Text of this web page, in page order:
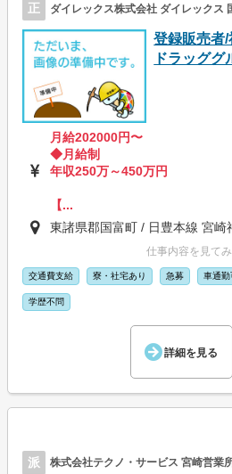
正 ダイレックス株式会社 ダイレックス
登録販売者
ドラッググ
月給202000円〜
◆月給制
年収250万～450万円
【...
東諸県郡国富町 / 日豊本線 宮崎
仕事内容を見て
交通費支給 寮・社宅あり 急募 車通勤
学歴不問
詳細を見る
派 株式会社テクノ・サービス 宮崎営業